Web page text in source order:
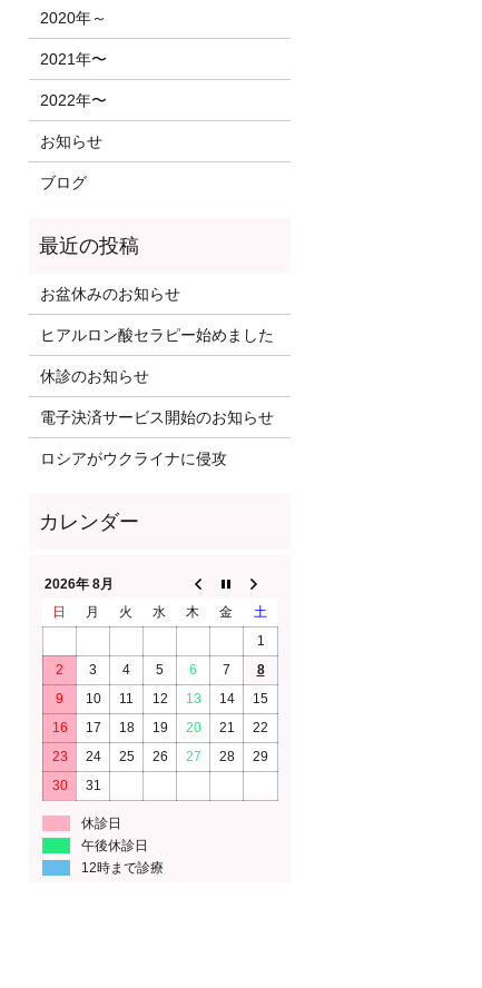
2020年～
2021年〜
2022年〜
お知らせ
ブログ
お盆休みのお知らせ
ヒアルロン酸セラピー始めました
休診のお知らせ
電子決済サービス開始のお知らせ
ロシアがウクライナに侵攻
2026年 8月
日
月 火 水 木 金
土
1
2
3 4 5 6 7
8
9
10 11 12 13 14
15
16
17 18 19 20 21
22
23
24 25 26 27 28
29
30
31
休診日
午後休診日
12時まで診療